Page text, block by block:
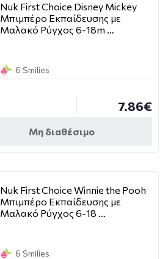
Nuk First Choice Disney Mickey
Μπιμπέρο Εκπαίδευσης με
Μαλακό Ρύγχος 6-18m …
6 Smilies
7.86€
Μη διαθέσιμο
Nuk First Choice Winnie the Pooh
Μπιμπέρο Εκπαίδευσης με
Μαλακό Ρύγχος 6-18 …
6 Smilies